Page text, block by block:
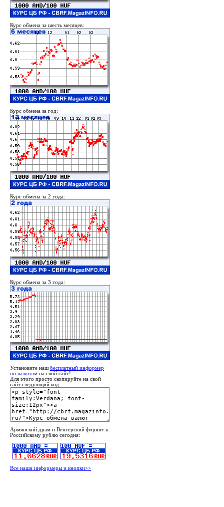
Курс обмена за шесть месяцев:
Курс обмена за год:
Курс обмена за 2 года:
Курс обмена за 3 года:
Установите наш бесплатный информер
по валютам на свой сайт!
Для этого просто скопируйте на свой
сайт следующий код:
Армянский драм и Венгерский форинт к
Российскому рублю сегодня:
Все наши информеры и кнопки>>